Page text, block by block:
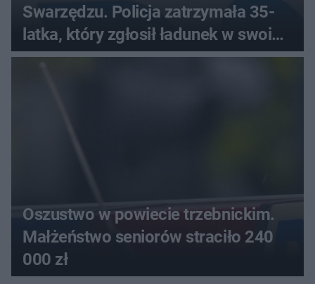
Swarzędzu. Policja zatrzymała 35-
latka, który zgłosił ładunek w swoim
aucie
Oszustwo w powiecie trzebnickim.
Małżeństwo seniorów straciło 240
000 zł